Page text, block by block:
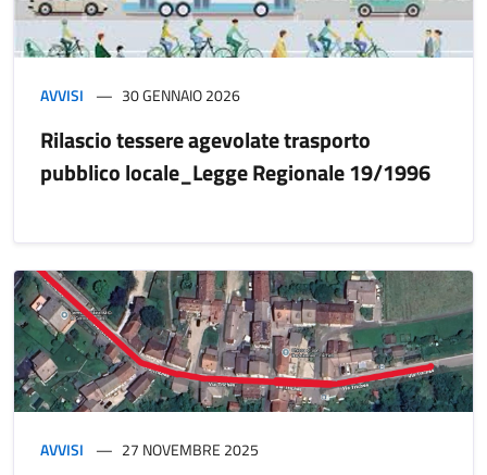
AVVISI 30 GENNAIO 2026
Rilascio tessere agevolate trasporto
pubblico locale_Legge Regionale 19/1996
AVVISI 27 NOVEMBRE 2025